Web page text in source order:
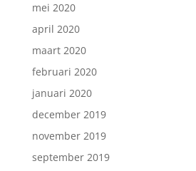
mei 2020
april 2020
maart 2020
februari 2020
januari 2020
december 2019
november 2019
september 2019